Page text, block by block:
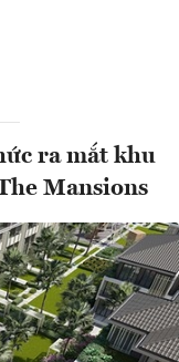
ra mắt khu
Mansions